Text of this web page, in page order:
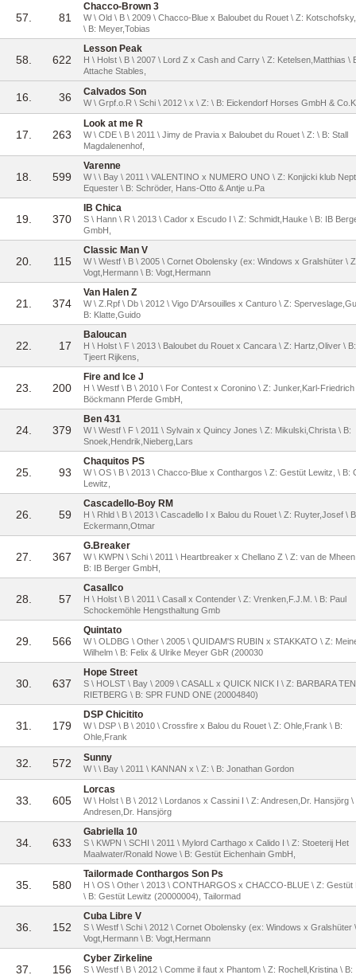
57. 81
Chacco-Brown 3
W \ Old \ B \ 2009 \ Chacco-Blue x Baloubet du Rouet \ Z:
\ B: Meyer,Tobias
58. 622
Lesson Peak
H \ Holst \ B \ 2007 \ Lord Z x Cash and Carry \ Z: Ketelsen,Matthias \
Attache Stables,
16. 36 Calvados Son
W \ Grpf.o.R \ Schi \ 2012 \ x \ Z: \ B: Eickendorf Horses GmbH &
17. 263
Look at me R
W \ CDE \ B \ 2011 \ Jimy de Pravia x Baloubet du Rouet \ Z: \ B: Stall
Magdalenenhof,
18. 599
Varenne
W \ \ Bay \ 2011 \ VALENTINO x NUMERO UNO \ Z: Konjicki klub
Equester \ B: Schröder, Hans-Otto & Antje u.Pa
19. 370
IB Chica
S \ Hann \ R \ 2013 \ Cador x Escudo I \ Z: Schmidt,Hauke \ B: IB
GmbH,
20. 115
Classic Man V
W \ Westf \ B \ 2005 \ Cornet Obolensky (ex: Windows x Gralshüter \
Vogt,Hermann \ B: Vogt,Hermann
21. 374
Van Halen Z
W \ Z.Rpf \ Db \ 2012 \ Vigo D'Arsouilles x Canturo \ Z:
B: Klatte,Guido
22. 17
Baloucan
H \ Holst \ F \ 2013 \ Baloubet du Rouet x Cancara \ Z: Hartz,Oliver \
Tjeert Rijkens,
23. 200
Fire and Ice J
H \ Westf \ B \ 2010 \ For Contest x Coronino \ Z: Junker,Karl-Friedrich
Böckmann Pferde GmbH,
24. 379
Ben 431
W \ Westf \ F \ 2011 \ Sylvain x Quincy Jones \ Z: Mikulski,Christa \ B:
Snoek,Hendrik,Nieberg,Lars
25. 93
Chaquitos PS
W \ OS \ B \ 2013 \ Chacco-Blue x Conthargos \ Z: Gestüt Lewitz, \ B:
Lewitz,
26. 59
Cascadello-Boy RM
H \ Rhld \ B \ 2013 \ Cascadello I x Balou du Rouet \ Z: Ruyter,Josef \
Eckermann,Otmar
27. 367
G.Breaker
W \ KWPN \ Schi \ 2011 \ Heartbreaker x Chellano Z \ Z: van de
B: IB Berger GmbH,
28. 57
Casallco
H \ Holst \ B \ 2011 \ Casall x Contender \ Z: Vrenken,F.J.M. \ B: Paul
Schockemöhle Hengsthaltung Gmb
29. 566
Quintato
W \ OLDBG \ Other \ 2005 \ QUIDAM'S RUBIN x STAKKATO \ Z:
Wilhelm \ B: Felix & Ulrike Meyer GbR (200030
30. 637
Hope Street
S \ HOLST \ Bay \ 2009 \ CASALL x QUICK NICK I \ Z: BARBARA
RIETBERG \ B: SPR FUND ONE (20004840)
31. 179
DSP Chicitito
W \ DSP \ B \ 2010 \ Crossfire x Balou du Rouet \ Z: Ohle,Frank \ B:
Ohle,Frank
32. 572 Sunny
W \ \ Bay \ 2011 \ KANNAN x \ Z: \ B: Jonathan Gordon
33. 605
Lorcas
W \ Holst \ B \ 2012 \ Lordanos x Cassini I \ Z: Andresen,Dr. Hansjörg \
Andresen,Dr. Hansjörg
34. 633
Gabriella 10
S \ KWPN \ SCHI \ 2011 \ Mylord Carthago x Calido I \ Z: Stoeterij Het
Maalwater/Ronald Nowe \ B: Gestüt Eichenhain GmbH,
35. 580
Tailormade Conthargos Son Ps
H \ OS \ Other \ 2013 \ CONTHARGOS x CHACCO-BLUE \ Z: Gestüt
\ B: Gestüt Lewitz (20000004), Tailormad
36. 152
Cuba Libre V
S \ Westf \ Schi \ 2012 \ Cornet Obolensky (ex: Windows x Gralshüter
Vogt,Hermann \ B: Vogt,Hermann
37. 156
Cyber Zirkeline
S \ Westf \ B \ 2012 \ Comme il faut x Phantom \ Z: Rochell,Kristina \ B: